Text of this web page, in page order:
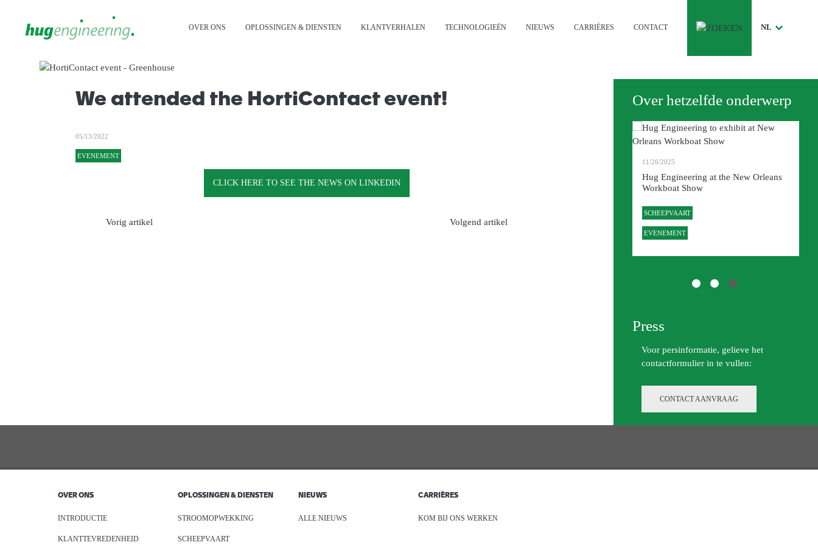
DE
OVER ONS OPLOSSINGEN & DIENSTEN KLANTVERHALEN TECHNOLOGIEËN NIEUWS CARRIÈRES CONTACT NL
We attended the HortiContact event!
05/13/2022
EVENEMENT
CLICK HERE TO SEE THE NEWS ON LINKEDIN
Vorig artikel Volgend artikel
Over hetzelfde onderwerp
Frankfurt 2026: Emissions Control
Built for Mission Critical Reality
SCHEEPVAART
11/26/2025
Hug Engineering at the New Orleans
Workboat Show
SCHEEPVAART
EVENEMENT
Press
Voor persinformatie, gelieve het
contactformulier in te vullen:
CONTACT AANVRAAG
OVER ONS
INTRODUCTIE
KLANTTEVREDENHEID
OPLOSSINGEN & DIENSTEN
STROOMOPWEKKING
SCHEEPVAART
NIEUWS
ALLE NIEUWS
CARRIÈRES
KOM BIJ ONS WERKEN